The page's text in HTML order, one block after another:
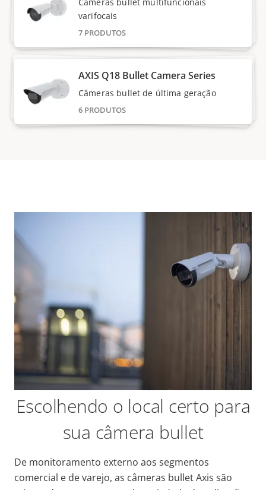
7 PRODUTOS
varifocais
AXIS Q18 Bullet Camera Series
6 PRODUTOS
Câmeras bullet de última geração
Escolhendo o local certo para
sua câmera bullet
De monitoramento externo aos segmentos
comercial e de varejo, as câmeras bullet Axis são